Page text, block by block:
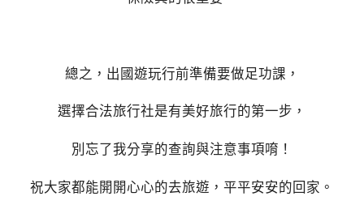
總之，出國遊玩行前準備要做足功課，
選擇合法旅行社是有美好旅行的第一步，
別忘了我分享的查詢與注意事項唷！
祝大家都能開開心心的去旅遊，平平安安的回家。